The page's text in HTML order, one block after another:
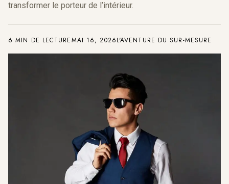
transformer le porteur de l’intérieur.
6 MIN DE LECTUREMAI 16, 2026L'AVENTURE DU SUR-MESURE